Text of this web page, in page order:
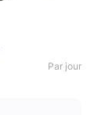
Par jour